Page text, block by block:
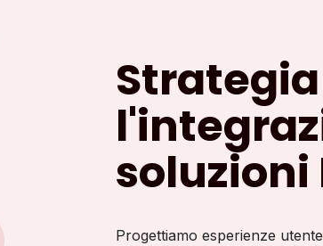
soluzioni
Progettiamo esperienze